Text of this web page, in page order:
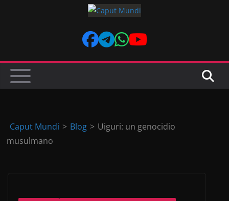
Caput Mundi > Blog > Uiguri: un genocidio
musulmano